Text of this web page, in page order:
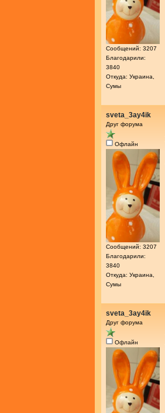
Сообщений: 3207
Благодарили:
3840
Откуда: Украина,
Сумы
sveta_3ay4ik
Друг форума
Офлайн
Сообщений: 3207
Благодарили:
3840
Откуда: Украина,
Сумы
sveta_3ay4ik
Друг форума
Офлайн